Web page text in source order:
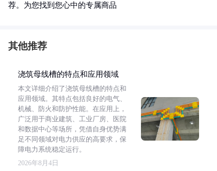
荐。为您找到您心中的专属商品
其他推荐
浇筑母线槽的特点和应用领域
本文详细介绍了浇筑母线槽的特点和
应用领域。其特点包括良好的电气、
机械、防火和防护性能。在应用上，
广泛用于商业建筑、工业厂房、医院
和数据中心等场所，凭借自身优势满
足不同领域对电力供应的高要求，保
障电力系统稳定运行。
2026年8月4日